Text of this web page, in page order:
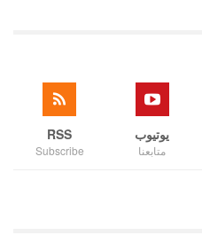
يوتيوب
متابعنا
RSS
Subscribe